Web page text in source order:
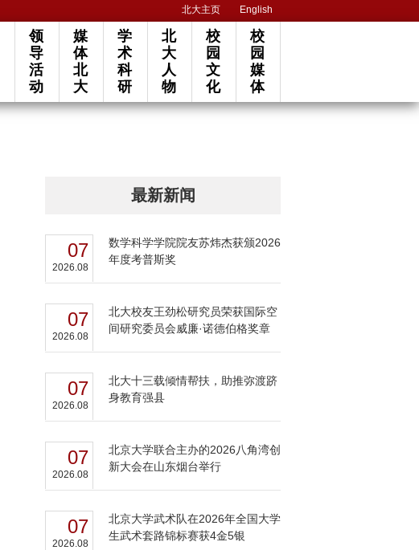
北大主页 English
领
导
活
动
媒
体
北
大
学
术
科
研
北
大
人
物
校
园
文
化
校
园
媒
体
最新新闻
07
2026.08
数学科学学院院友苏炜杰获颁2026
年度考普斯奖
07
2026.08
北大校友王劲松研究员荣获国际空
间研究委员会威廉·诺德伯格奖章
07
2026.08
北大十三载倾情帮扶，助推弥渡跻
身教育强县
07
2026.08
北京大学联合主办的2026八角湾创
新大会在山东烟台举行
07
2026.08
北京大学武术队在2026年全国大学
生武术套路锦标赛获4金5银